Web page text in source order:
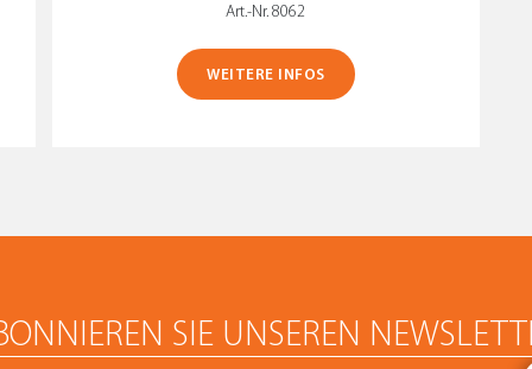
Art.-Nr. 8062
WEITERE INFOS
SIE UNSEREN